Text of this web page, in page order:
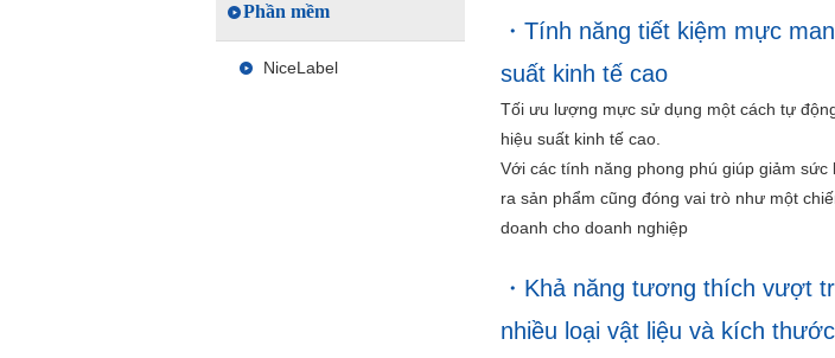
Tính năng tiết kiệm mực
suất kinh tế cao
Tối ưu lượng mực sử dụng một cách tự
hiệu suất kinh tế cao.
Với các tính năng phong phú giúp giảm sức
ra sản phẩm cũng đóng vai trò như một
doanh cho doanh nghiệp
Khả năng tương thích vượt
nhiều loại vật liệu và kích
Phần mềm
NiceLabel